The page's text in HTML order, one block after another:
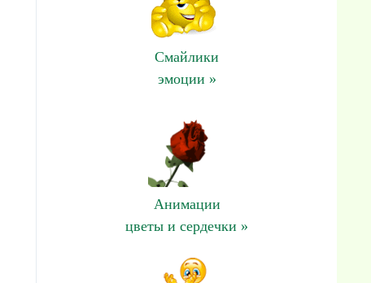
Смайлики
эмоции »
Анимации
цветы и сердечки »